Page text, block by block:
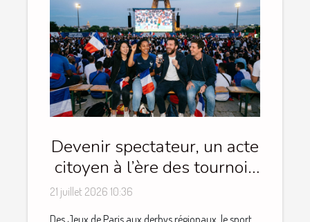
Devenir spectateur, un acte
citoyen à l’ère des tournois
populaires
21 juillet 2026 10:36